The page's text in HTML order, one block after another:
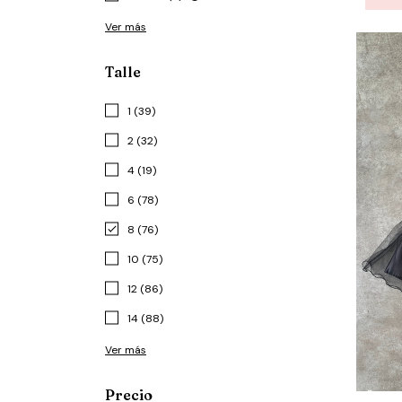
Ver más
Talle
1 (39)
2 (32)
4 (19)
6 (78)
8 (76)
10 (75)
12 (86)
14 (88)
Ver más
Precio